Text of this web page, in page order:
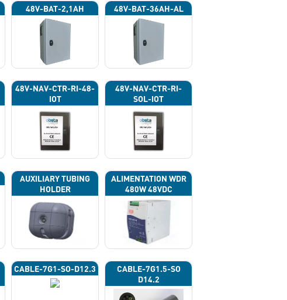
48V-BAT-2,1AH 48V-BAT-36AH-AL
48V-NAV-CTR-RI-48-
IOT
48V-NAV-CTR-RI-
SOL-IOT
AUXILIARY TUBING
HOLDER
ALIMENTATION WDR
480W 48VDC
CABLE-7G1-SO-D12.3
CABLE-7G1.5-SO
D14.2